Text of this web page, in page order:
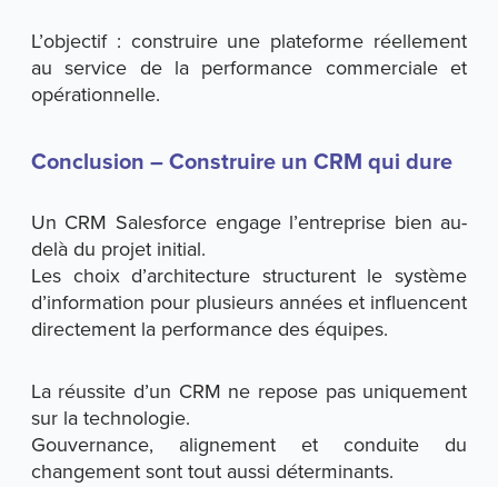
L’objectif : construire une plateforme réellement
au service de la performance commerciale et
opérationnelle.
Conclusion – Construire un CRM qui dure
Un CRM Salesforce engage l’entreprise bien au-
delà du projet initial.
Les choix d’architecture structurent le système
d’information pour plusieurs années et influencent
directement la performance des équipes.
La réussite d’un CRM ne repose pas uniquement
sur la technologie.
Gouvernance, alignement et conduite du
changement sont tout aussi déterminants.